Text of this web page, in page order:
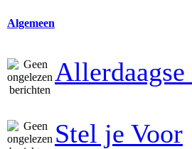
Algemeen
Stel je Voor